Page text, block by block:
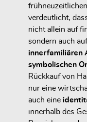
verdeutlicht,
nicht allein auf
sondern auch
innerfamiliären
symbolischen
Rückkauf von
nur eine
auch eine
innerhalb des